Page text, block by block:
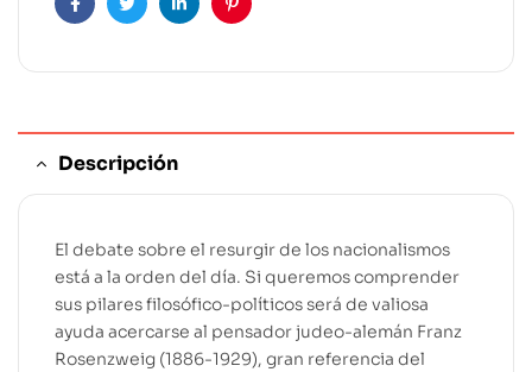
FacebookTwitterLinkedinPinterest
Descripción
El debate sobre el resurgir de los nacionalismos
está a la orden del día. Si queremos comprender
sus pilares filosófico-políticos será de valiosa
ayuda acercarse al pensador judeo-alemán Franz
Rosenzweig (1886-1929), gran referencia del